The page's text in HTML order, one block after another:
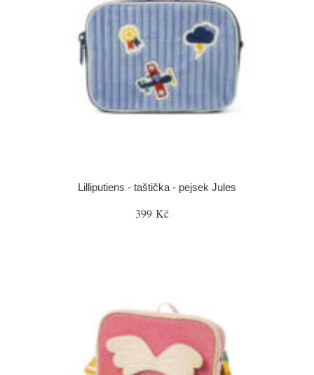
Lilliputiens - taštička - pejsek Jules
399 Kč